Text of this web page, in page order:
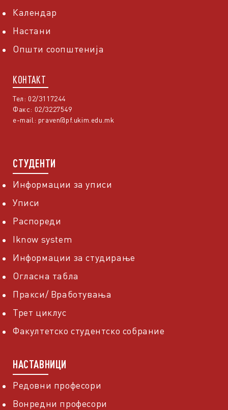
Календар
Настани
Општи соопштенија
КОНТАКТ
Тел: 02/3117244
Факс: 02/3227549
e-mail: praven@pf.ukim.edu.mk
СТУДЕНТИ
Информации за уписи
Уписи
Распореди
Iknow system
Информации за студирање
Огласна табла
Пракси/ Вработувања
Трет циклус
Факултетско студентско собрание
НАСТАВНИЦИ
Редовни професори
Вонредни професори